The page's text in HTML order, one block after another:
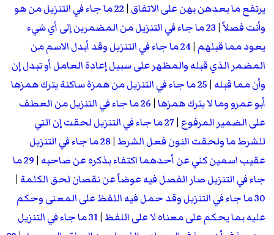
يرتفع ما بعدهن بهن على الاتفاق |
22 ما جاء في التنزيل من هو
وأنت فصلاً|
23 ما جاء في التنزيل من المضمرين إلى أي شيء
يعود مما قبلهم |
24 ما جاء في التنزيل وقد أبدل الاسم من
المضمر الذي قبله والمظهر على سبيل إعادة العامل أو تبدل إن
وأن مما قبله |
25 ما جاء في التنزيل من همزة ساكنة يترك همزها
أبو عمرو وما لا يترك همزها|
26 ما جاء في التنزيل من العطف
على الضمير المرفوع |
27 ما جاء في التنزيل لحقت إن التي
للشرط ما ولحقت النون فعل الشرط |
28 ما جاء في التنزيل
عقيب اسمين كني عن أحدهما اكتفاء بذكره عن صاحبه |
29 ما
جاء في التنزيل صار الفصل فيه عوضاً عن نقصان لحق الكلمة |
30 ما جاء في التنزيل وقد حمل فيه اللفظ على المعنى وحكم
عليه بما يحكم على معناه لا على اللفظ |
31 ما جاء في التنزيل